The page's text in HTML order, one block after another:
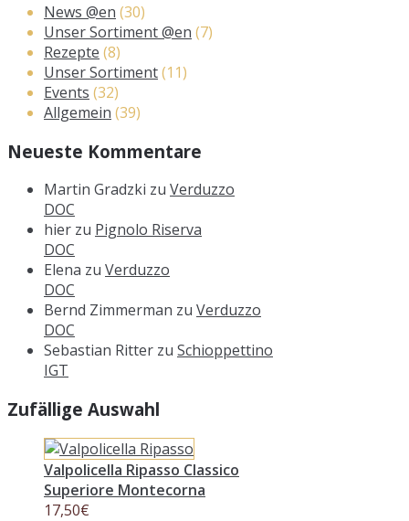
News @en (30)
Unser Sortiment @en (7)
Rezepte (8)
Unser Sortiment(11)
Events (32)
Allgemein (39)
Neueste Kommentare
Martin Gradzki zu Verduzzo
DOC
hier zu Pignolo Riserva
DOC
Elena zu Verduzzo
DOC
Bernd Zimmerman zu Verduzzo
DOC
Sebastian Ritter zu Schioppettino
IGT
Zufällige Auswahl
Valpolicella Ripasso Classico
Superiore Montecorna
17,50€